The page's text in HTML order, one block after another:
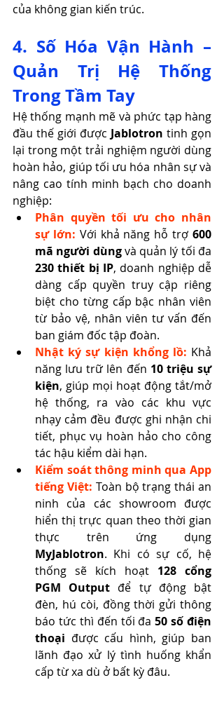
của không gian kiến trúc.
4. Số Hóa Vận Hành –
Quản Trị Hệ Thống
Trong Tầm Tay
Hệ thống mạnh mẽ và phức tạp hàng
đầu thế giới được Jablotron tinh gọn
lại trong một trải nghiệm người dùng
hoàn hảo, giúp tối ưu hóa nhân sự và
nâng cao tính minh bạch cho doanh
nghiệp:
Phân quyền tối ưu cho nhân
sự lớn: Với khả năng hỗ trợ 600
mã người dùng
230 thiết bị IP, doanh nghiệp dễ
dàng cấp quyền truy cập riêng
biệt cho từng cấp bậc nhân viên
từ bảo vệ, nhân viên tư vấn đến
ban giám đốc tập đoàn.
Nhật ký sự kiện khổng lồ: Khả
năng lưu trữ lên đến 10 triệu sự
kiện, giúp mọi hoạt động tắt/mở
hệ thống, ra vào các khu vực
nhạy cảm đều được ghi nhận chi
tiết, phục vụ hoàn hảo cho công
tác hậu kiểm dài hạn.
Kiểm soát thông minh qua App
tiếng Việt: Toàn bộ trạng thái an
ninh của các showroom được
hiển thị trực quan theo thời gian
MyJablotron. Khi có sự cố, hệ
thống sẽ kích hoạt 128 cổng
PGM Output để tự động bật
đèn, hú còi, đồng thời gửi thông
báo tức thì đến tối đa 50 số điện
thoại được cấu hình, giúp ban
lãnh đạo xử lý tình huống khẩn
cấp từ xa dù ở bất kỳ đâu.